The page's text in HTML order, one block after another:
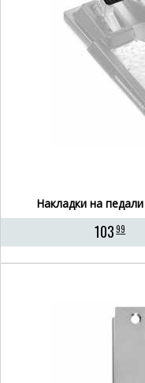
Накладки на
10399